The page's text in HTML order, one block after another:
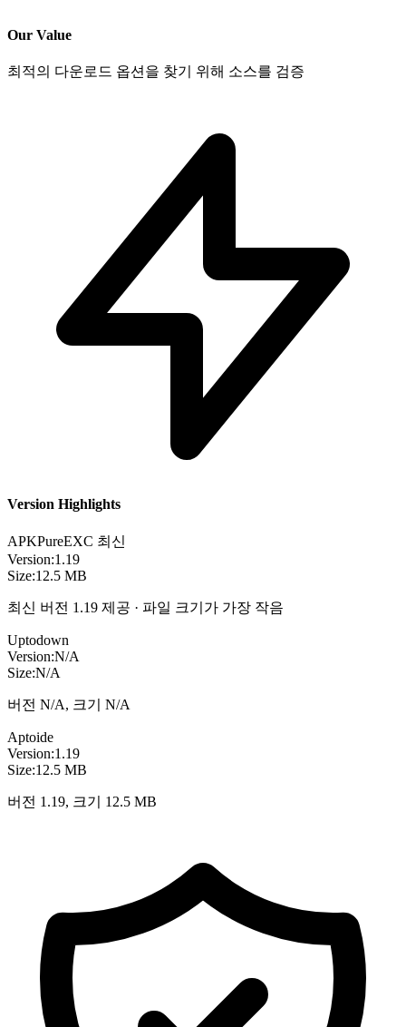
Our Value
최적의 다운로드 옵션을 찾기 위해 소스를 검증
Version Highlights
APKPureEXC 최신
Version:1.19
Size:12.5 MB
최신 버전 1.19 제공 · 파일 크기가 가장 작음
Uptodown
Version:N/A
Size:N/A
버전 N/A, 크기 N/A
Aptoide
Version:1.19
Size:12.5 MB
버전 1.19, 크기 12.5 MB